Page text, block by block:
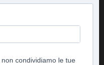
, non condividiamo le tue